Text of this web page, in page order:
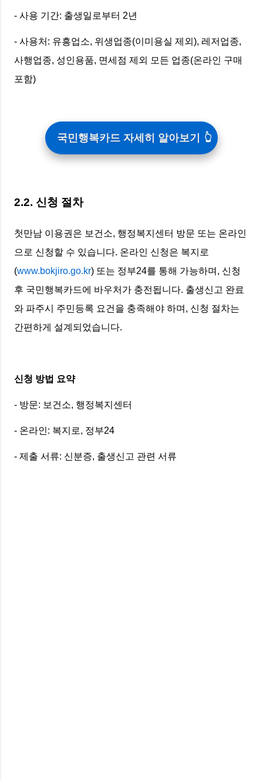
- 사용 기간: 출생일로부터 2년
- 사용처: 유흥업소, 위생업종(이미용실 제외), 레저업종,
사행업종, 성인용품, 면세점 제외 모든 업종(온라인 구매
포함)
국민행복카드 자세히 알아보기
2.2. 신청 절차
첫만남 이용권은 보건소, 행정복지센터 방문 또는 온라인
으로 신청할 수 있습니다. 온라인 신청은 복지로
(www.bokjiro.go.kr) 또는 정부24를 통해 가능하며, 신청
후 국민행복카드에 바우처가 충전됩니다. 출생신고 완료
와 파주시 주민등록 요건을 충족해야 하며, 신청 절차는
간편하게 설계되었습니다.
신청 방법 요약
- 방문: 보건소, 행정복지센터
- 온라인: 복지로, 정부24
- 제출 서류: 신분증, 출생신고 관련 서류